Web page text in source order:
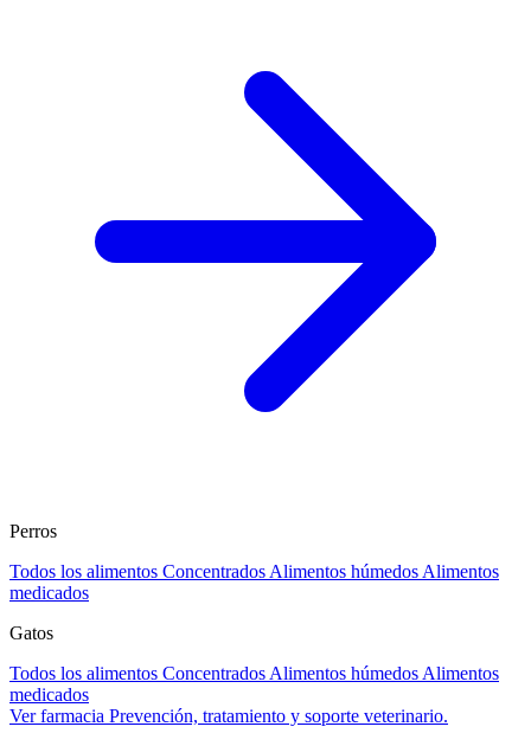
Perros
Todos los alimentos Concentrados Alimentos húmedos Alimentos
medicados
Gatos
Todos los alimentos Concentrados Alimentos húmedos Alimentos
medicados
Ver farmacia Prevención, tratamiento y soporte veterinario.